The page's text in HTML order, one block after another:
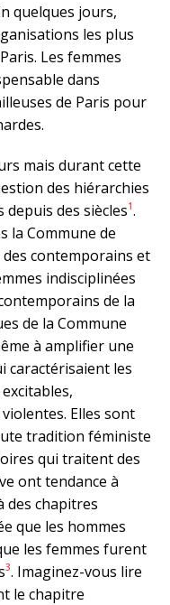
quelques jours,
les plus
Les femmes
dans
de Paris pour
mais durant cette
des hiérarchies
des siècles1.
la Commune de
contemporains et
indisciplinées
de la
de la Commune
à amplifier une
caractérisaient les
Elles sont
tradition féministe
qui traitent des
ont tendance à
des chapitres
que les hommes
les femmes furent
3. Imaginez-vous lire
le chapitre